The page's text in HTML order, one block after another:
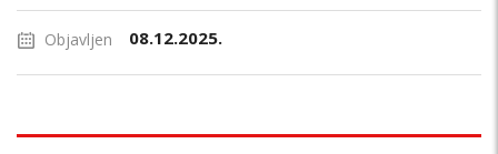
Objavljen 08.12.2025.